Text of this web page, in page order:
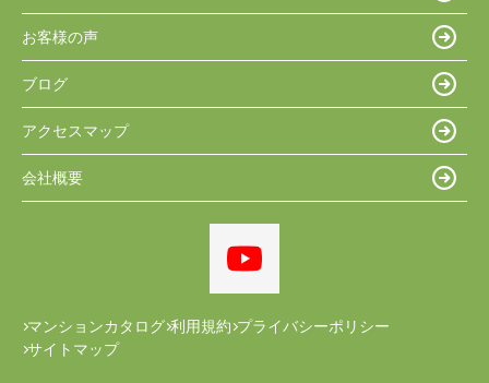
お客様の声
ブログ
アクセスマップ
会社概要
マンションカタログ 利用規約 プライバシーポリシー
サイトマップ